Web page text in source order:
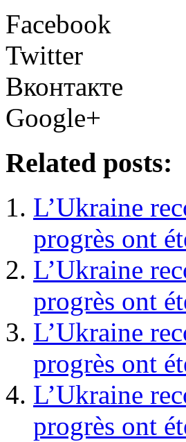
Facebook
Twitter
Вконтакте
Google+
Related posts:
L’Ukraine
progrès ont
L’Ukraine
progrès ont
L’Ukraine
progrès ont
L’Ukraine
progrès ont